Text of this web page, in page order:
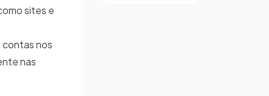
sites e
nos
nas